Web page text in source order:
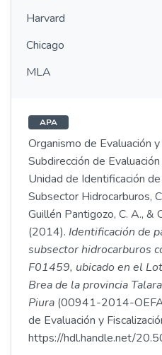
Harvard
Chicago
MLA
APA
Organismo de Evaluación
Subdirección de
Unidad de Identificación
Subsector Hidrocarburos,
Guillén Pantigozo, C. A., &
(2014). Identificación de
subsector hidrocarburos
F01459, ubicado en el
Brea de la provincia
Piura (00941-2014-
de Evaluación y
https://hdl.handle.net/